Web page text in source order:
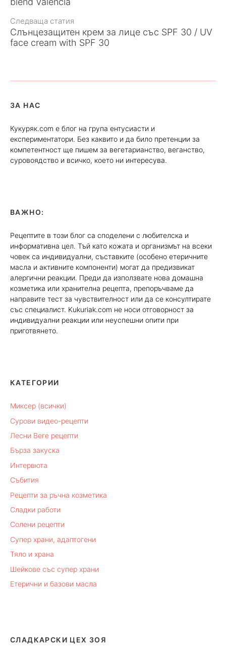
Следваща статия
Слънцезащитен крем за лице със SPF 30 / UV
face cream with SPF 30
ЗА НАС
Кукуряк.com е блог на група ентусиасти и
експериментатори. Без каквито и да било претенции за
компетентност ще пишем за вегетарианство, веганство,
суровоядство и всичко, което ни интересува.
ВАЖНО:
Рецептите в този блог са споделени с любителска и
информативна цел. Тъй като кожата и организмът на всеки
човек са индивидуални, съставките (особено етеричните
масла и активните компоненти) могат да предизвикат
алергични реакции. Преди да използвате нова домашна
козметика или хранителна рецепта, препоръчваме да
направите тест за чувствителност или да се консултирате
със специалист. Kukuriak.com не носи отговорност за
индивидуални реакции или неуспешни опити при
приготвянето.
КАТЕГОРИИ
Миксер (всички)
Сурови видео-рецепти
Лесни Веге рецепти
Бърза закуска
Интервюта
Събития
Рецепти за ръчна козметика
Сладки работи
Солени рецепти
Супер храни, адаптогени
Тяло и храна
Шейкове със супер храни
Етерични и базови масла
СЛАДКАРСКИ ЦЕХ ЗОЯ